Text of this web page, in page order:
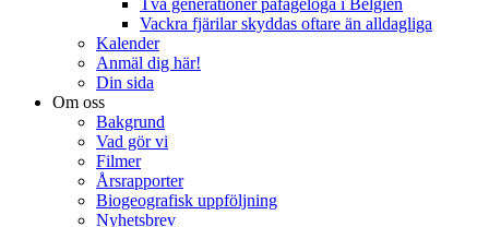
Vackra fjärilar skyddas oftare än alldagliga
Kalender
Anmäl dig här!
Din sida
Om oss
Bakgrund
Vad gör vi
Filmer
Årsrapporter
Biogeografisk uppföljning
Nyhetsbrev